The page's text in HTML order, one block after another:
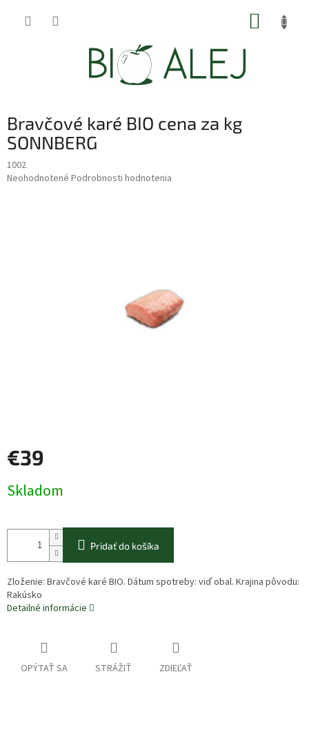
Bravčové karé BIO cena za kg
SONNBERG
1002
Priemerné
Neohodnotené Podrobnosti hodnotenia
€39
cena:
Skladom
Pridať do košíka
Zloženie: Bravčové karé BIO. Dátum spotreby: viď obal. Krajina pôvodu:
Rakúsko
Detailné informácie
OPÝTAŤ SA STRÁŽIŤ ZDIEĽAŤ